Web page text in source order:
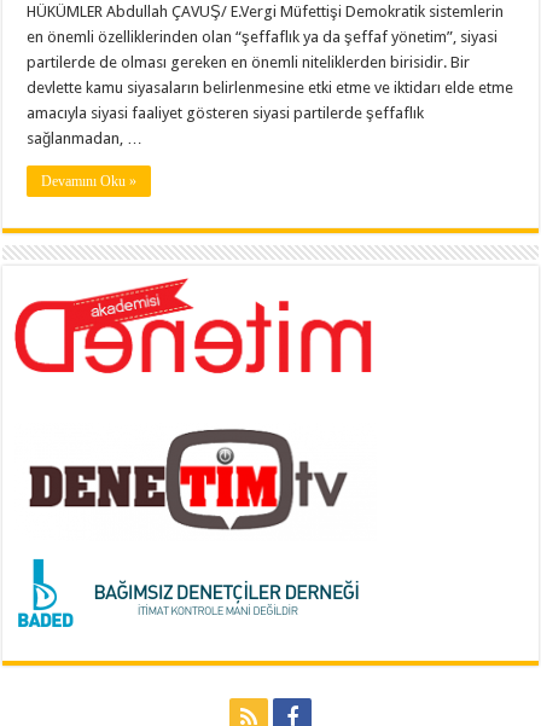
HÜKÜMLER Abdullah ÇAVUŞ/ E.Vergi Müfettişi Demokratik sistemlerin
en önemli özelliklerinden olan “şeffaflık ya da şeffaf yönetim”, siyasi
partilerde de olması gereken en önemli niteliklerden birisidir. Bir
devlette kamu siyasaların belirlenmesine etki etme ve iktidarı elde etme
amacıyla siyasi faaliyet gösteren siyasi partilerde şeffaflık
sağlanmadan, …
Devamını Oku »